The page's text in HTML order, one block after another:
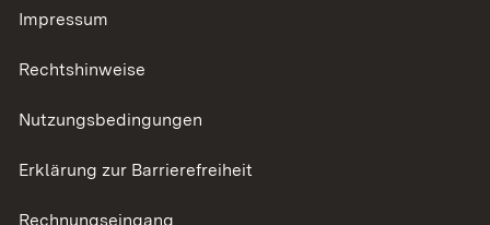
Impressum
Rechtshinweise
Nutzungsbedingungen
Erklärung zur Barrierefreiheit
Rechnungseingang